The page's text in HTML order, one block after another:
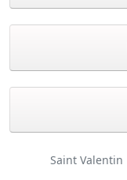
Saint Valentin